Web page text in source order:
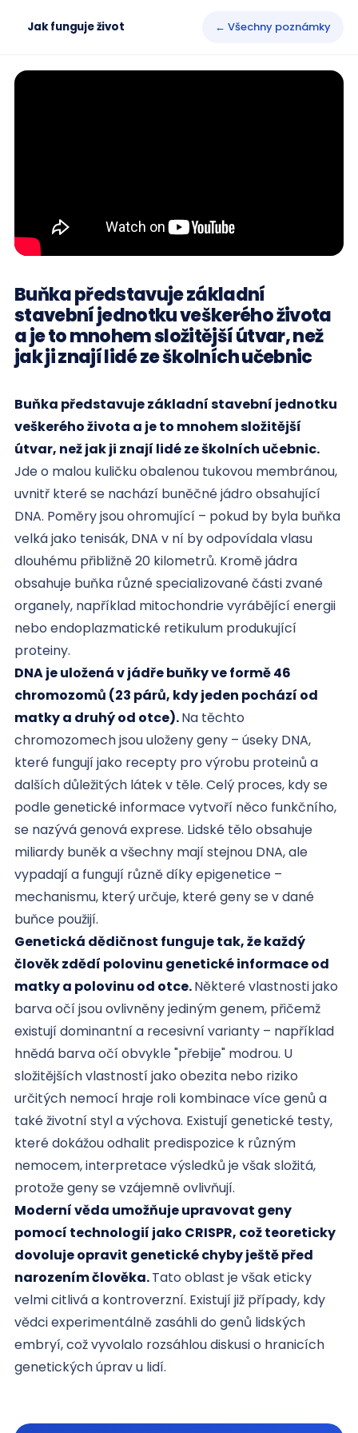
Jak funguje život ← Všechny poznámky
Buňka představuje základní
stavební jednotku veškerého života
a je to mnohem složitější útvar, než
jak ji znají lidé ze školních učebnic
Buňka představuje základní stavební jednotku
veškerého života a je to mnohem složitější
útvar, než jak ji znají lidé ze školních učebnic.
Jde o malou kuličku obalenou tukovou membránou,
uvnitř které se nachází buněčné jádro obsahující
DNA. Poměry jsou ohromující – pokud by byla buňka
velká jako tenisák, DNA v ní by odpovídala vlasu
dlouhému přibližně 20 kilometrů. Kromě jádra
obsahuje buňka různé specializované části zvané
organely, například mitochondrie vyrábějící energii
nebo endoplazmatické retikulum produkující
proteiny.
DNA je uložená v jádře buňky ve formě 46
chromozomů (23 párů, kdy jeden pochází od
matky a druhý od otce).Na těchto
chromozomech jsou uloženy geny – úseky DNA,
které fungují jako recepty pro výrobu proteinů a
dalších důležitých látek v těle. Celý proces, kdy se
podle genetické informace vytvoří něco funkčního,
se nazývá genová exprese. Lidské tělo obsahuje
miliardy buněk a všechny mají stejnou DNA, ale
vypadají a fungují různě díky epigenetice –
mechanismu, který určuje, které geny se v dané
buňce použijí.
Genetická dědičnost funguje tak, že každý
člověk zdědí polovinu genetické informace od
matky a polovinu od otce.Některé vlastnosti jako
barva očí jsou ovlivněny jediným genem, přičemž
existují dominantní a recesivní varianty – například
hnědá barva očí obvykle "přebije" modrou. U
složitějších vlastností jako obezita nebo riziko
určitých nemocí hraje roli kombinace více genů a
také životní styl a výchova. Existují genetické testy,
které dokážou odhalit predispozice k různým
nemocem, interpretace výsledků je však složitá,
protože geny se vzájemně ovlivňují.
Moderní věda umožňuje upravovat geny
pomocí technologií jako CRISPR, což teoreticky
dovoluje opravit genetické chyby ještě před
narozením člověka.Tato oblast je však eticky
velmi citlivá a kontroverzní. Existují již případy, kdy
vědci experimentálně zasáhli do genů lidských
embryí, což vyvolalo rozsáhlou diskusi o hranicích
genetických úprav u lidí.